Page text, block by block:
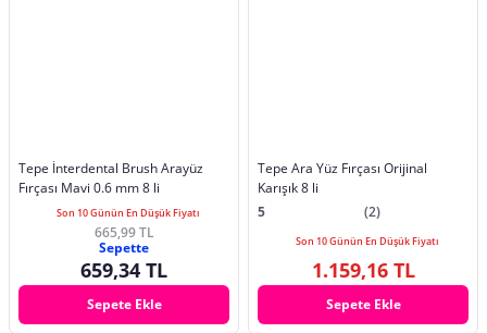
Tepe İnterdental Brush Arayüz
Fırçası Mavi 0.6 mm 8 li
Son 10 Günün En Düşük Fiyatı
665,99 TL
Sepette
659,34 TL
Sepete Ekle
Tepe Ara Yüz Fırçası Orijinal
Karışık 8 li
5
(2)
Son 10 Günün En Düşük Fiyatı
1.159,16 TL
Sepete Ekle